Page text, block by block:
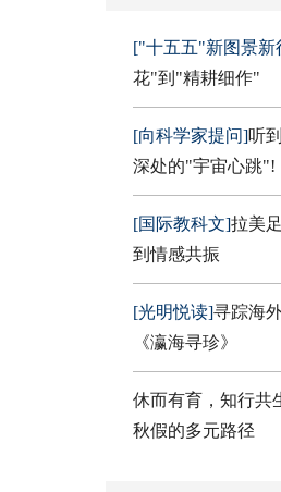
["十五五"新图景新
花"到"精耕细作"
[向科学家提问]听
深处的"宇宙心跳"!
[国际教科文]拉美
到情感共振
[光明悦读]寻踪海
《瀛海寻珍》
休而有育，知行共
秋假的多元路径